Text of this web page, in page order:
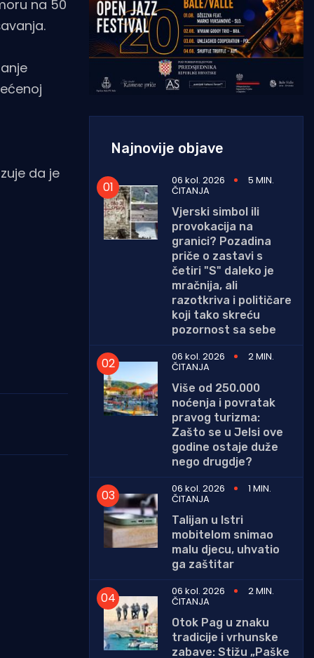
na 50
da je
Najnovije objave
06 kol. 2026 5 MIN.
ČITANJA
Vjerski simbol ili
provokacija na
granici? Pozadina
priče o zastavi s
četiri "S" daleko je
mračnija, ali
razotkriva i političare
koji tako skreću
pozornost sa sebe
06 kol. 2026
2 MIN.
ČITANJA
Više od 250.000
noćenja i povratak
pravog turizma:
Zašto se u Jelsi ove
godine ostaje duže
nego drugdje?
06 kol. 2026
1 MIN.
ČITANJA
Talijan u Istri
mobitelom snimao
malu djecu, uhvatio
ga zaštitar
06 kol. 2026
2 MIN.
ČITANJA
Otok Pag u znaku
tradicije i vrhunske
zabave: Stižu „Paške